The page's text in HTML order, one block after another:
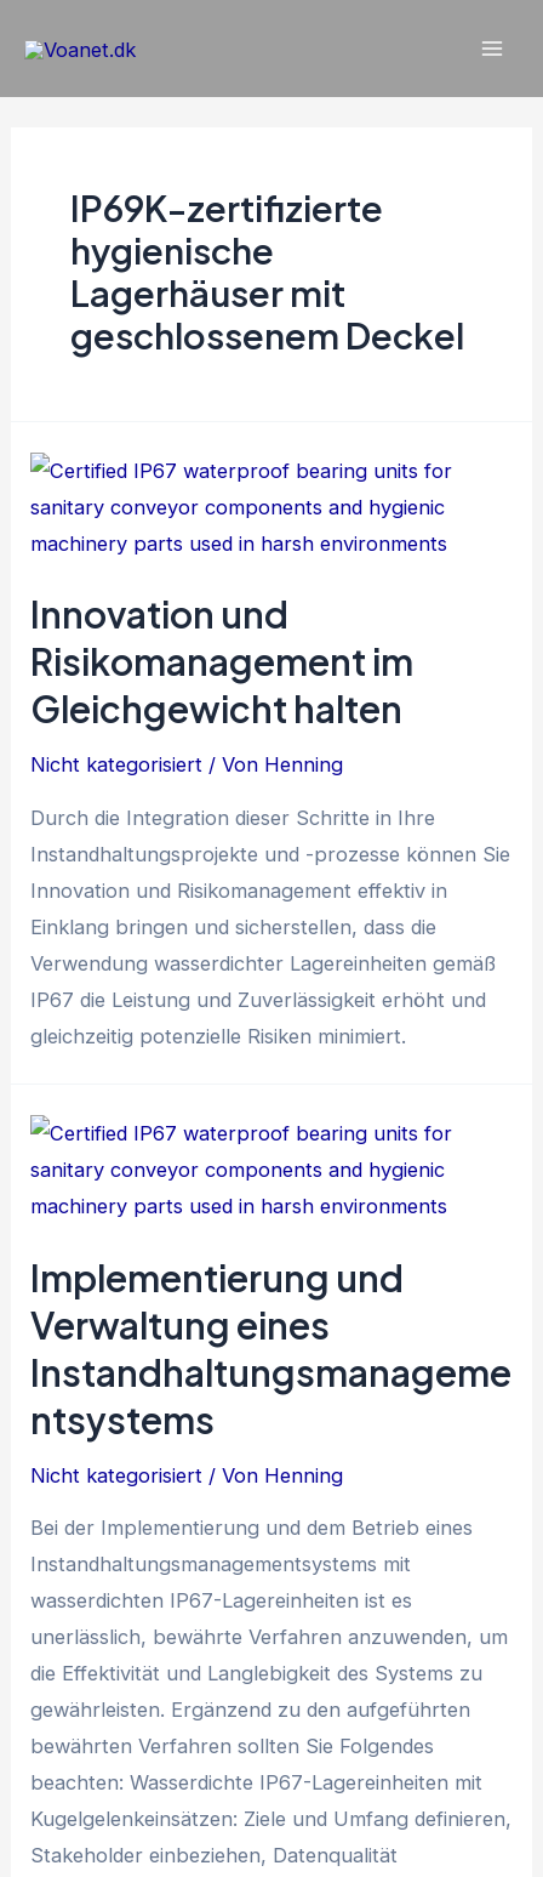
IP69K-zertifizierte
hygienische
Lagerhäuser mit
geschlossenem Deckel
Innovation und
Risikomanagement im
Gleichgewicht halten
Nicht kategorisiert / Von Henning
Durch die Integration dieser Schritte in Ihre
Instandhaltungsprojekte und -prozesse können Sie
Innovation und Risikomanagement effektiv in
Einklang bringen und sicherstellen, dass die
Verwendung wasserdichter Lagereinheiten gemäß
IP67 die Leistung und Zuverlässigkeit erhöht und
gleichzeitig potenzielle Risiken minimiert.
Implementierung und
Verwaltung eines
Instandhaltungsmanageme
ntsystems
Nicht kategorisiert / Von Henning
Bei der Implementierung und dem Betrieb eines
Instandhaltungsmanagementsystems mit
wasserdichten IP67-Lagereinheiten ist es
unerlässlich, bewährte Verfahren anzuwenden, um
die Effektivität und Langlebigkeit des Systems zu
gewährleisten. Ergänzend zu den aufgeführten
bewährten Verfahren sollten Sie Folgendes
beachten: Wasserdichte IP67-Lagereinheiten mit
Kugelgelenkeinsätzen: Ziele und Umfang definieren,
Stakeholder einbeziehen, Datenqualität